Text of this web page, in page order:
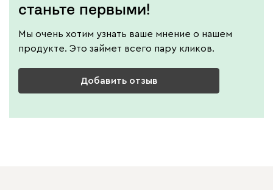
станьте первыми!
Мы очень хотим узнать ваше мнение о нашем
продукте. Это займет всего пару кликов.
Добавить отзыв